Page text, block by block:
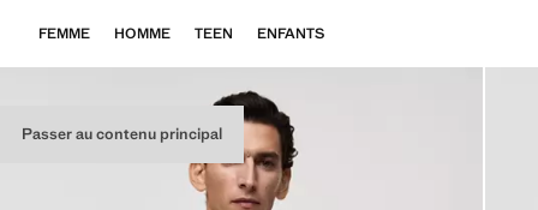
Passer au contenu principal
FEMME HOMME TEEN ENFANTS